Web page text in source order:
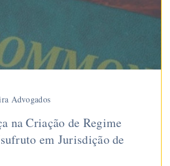
Advogados
na Criação de Regime
em Jurisdição de